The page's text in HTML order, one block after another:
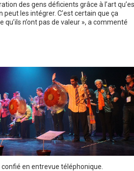
des gens déficients grâce à l’art
les intégrer. C’est certain que ça
n’ont pas de valeur », a commenté
en entrevue téléphonique.